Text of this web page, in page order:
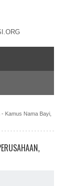
Kamus Nama Bayi,